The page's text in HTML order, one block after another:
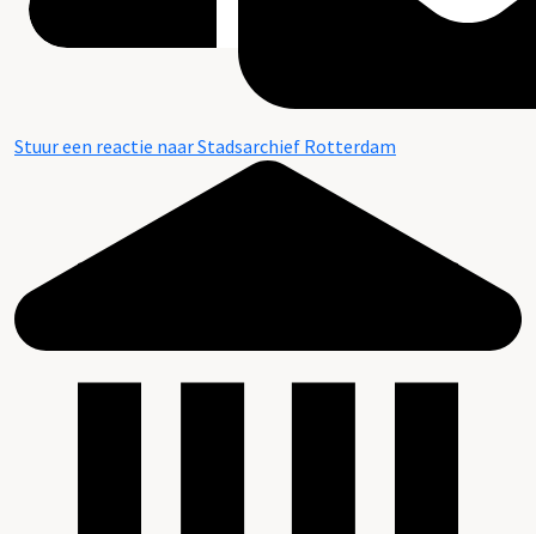
Stuur een reactie naar Stadsarchief Rotterdam